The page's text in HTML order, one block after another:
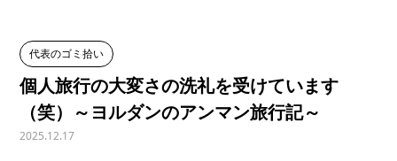
代表のゴミ拾い
個人旅行の大変さの洗礼を受けています
（笑）～ヨルダンのアンマン旅行記～
2025.12.17